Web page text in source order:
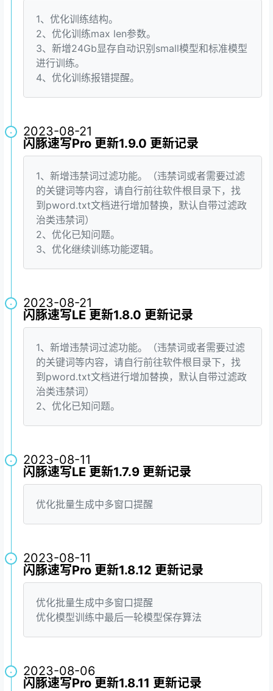
1、优化训练结构。
2、优化训练max len参数。
3、新增24Gb显存自动识别small模型和标准模型
进行训练。
4、优化训练报错提醒。
2023-08-21
·
闪豚速写Pro 更新1.9.0 更新记录
1、新增违禁词过滤功能。（违禁词或者需要过滤
的关键词等内容，请自行前往软件根目录下，找
到pword.txt文档进行增加替换，默认自带过滤政
治类违禁词）
2、优化已知问题。
3、优化继续训练功能逻辑。
2023-08-21
·
闪豚速写LE 更新1.8.0 更新记录
1、新增违禁词过滤功能。（违禁词或者需要过滤
的关键词等内容，请自行前往软件根目录下，找
到pword.txt文档进行增加替换，默认自带过滤政
治类违禁词）
2、优化已知问题。
2023-08-11
·
闪豚速写LE 更新1.7.9 更新记录
优化批量生成中多窗口提醒
2023-08-11
·
闪豚速写Pro 更新1.8.12 更新记录
优化批量生成中多窗口提醒
优化模型训练中最后一轮模型保存算法
2023-08-06
·
闪豚速写Pro 更新1.8.11 更新记录